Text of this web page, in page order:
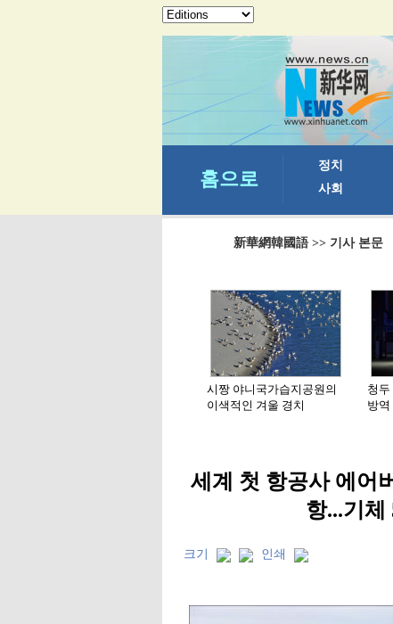
新華網韓國語 >> 기사 본문
세계 첫 항공사 에어
항...기
크기 인쇄